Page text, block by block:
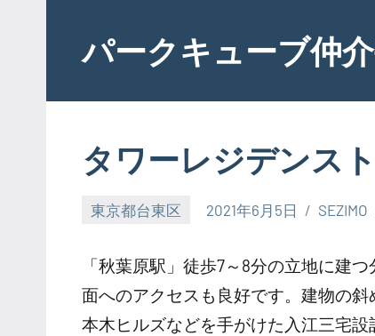
contentパークキューブ仲
タワーレジデンス
東京都台東区 2021年6月5日 SEZIMO
「秋葉原駅」徒歩7～8分の立地に建
面へのアクセスも良好です。建物の
本木ヒルズなどを手がけた入江三宅